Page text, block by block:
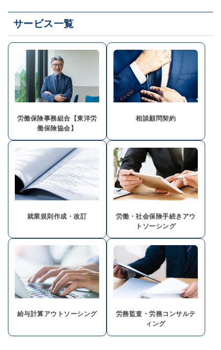
サービス一覧
労働保険事務組合【東洋労
働保険協会】
相談顧問契約
就業規則作成・改訂
労働・社会保険手続きアウ
トソーシング
給与計算アウトソーシング
労務監査・労務コンサルテ
ィング